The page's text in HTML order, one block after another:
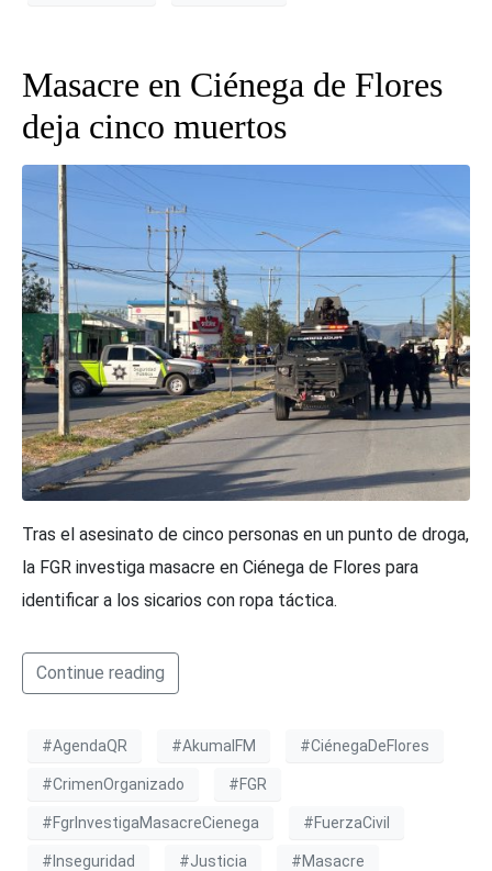
Masacre en Ciénega de Flores
deja cinco muertos
Tras el asesinato de cinco personas en un punto de droga,
la FGR investiga masacre en Ciénega de Flores para
identificar a los sicarios con ropa táctica.
Continue reading
#AgendaQR #AkumalFM #CiénegaDeFlores
#CrimenOrganizado #FGR
#FgrInvestigaMasacreCienega #FuerzaCivil
#Inseguridad #Justicia #Masacre